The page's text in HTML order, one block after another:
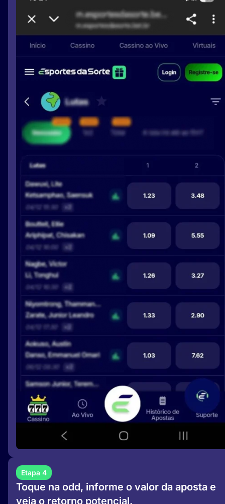
Etapa 4
Toque na odd, informe o valor da aposta e
veja o retorno potencial.